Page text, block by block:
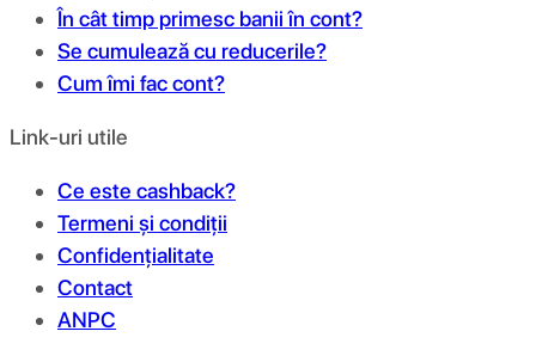
În cât timp primesc banii în cont?
Se cumulează cu reducerile?
Cum îmi fac cont?
Link-uri utile
Ce este cashback?
Termeni și condiții
Confidențialitate
Contact
ANPC